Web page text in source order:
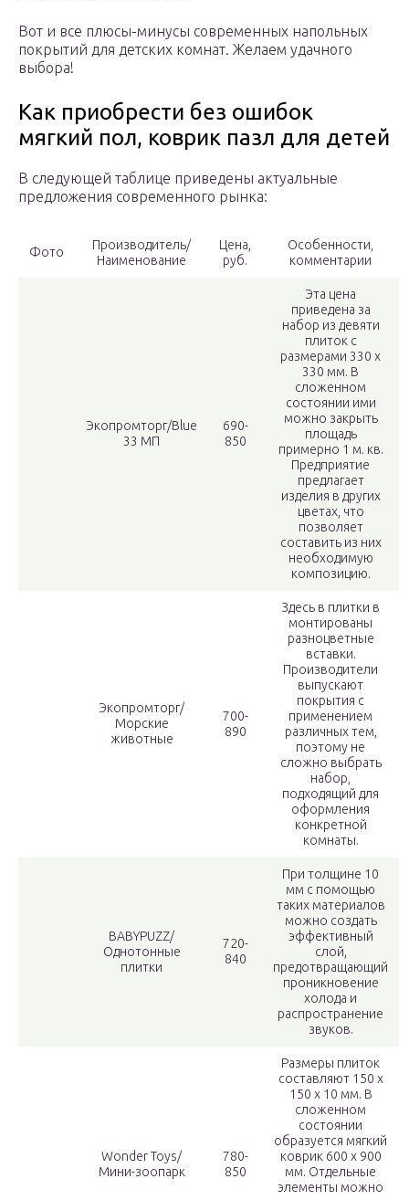
Вот и все плюсы-минусы современных напольных
покрытий для детских комнат. Желаем удачного
выбора!
Как приобрести без ошибок
мягкий пол, коврик пазл для детей
В следующей таблице приведены актуальные
предложения современного рынка:
Фото
Производитель/
Наименование
Цена,
руб.
Особенности,
комментарии
Экопромторг/Blue
33 МП
690-
850
Эта цена
приведена за
набор из девяти
плиток с
размерами 330 х
330 мм. В
сложенном
состоянии ими
можно закрыть
площадь
примерно 1 м. кв.
Предприятие
предлагает
изделия в других
цветах, что
позволяет
составить из них
необходимую
композицию.
Экопромторг/
Морские
животные
700-
890
Здесь в плитки в
монтированы
разноцветные
вставки.
Производители
выпускают
покрытия с
применением
различных тем,
поэтому не
сложно выбрать
набор,
подходящий для
оформления
конкретной
комнаты.
BABYPUZZ/
Однотонные
плитки
720-
840
При толщине 10
мм с помощью
таких материалов
можно создать
эффективный
слой,
предотвращающий
проникновение
холода и
распространение
звуков.
Wonder Toys/
Мини-зоопарк
780-
850
Размеры плиток
составляют 150 х
150 х 10 мм. В
сложенном
состоянии
образуется мягкий
коврик 600 х 900
мм. Отдельные
элементы можно